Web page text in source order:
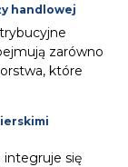
handlowej
zarówno
które
integruje się